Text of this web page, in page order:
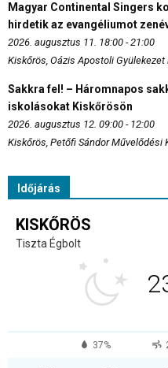
Magyar Continental Singers
hirdetik az evangéliumot
2026. augusztus 11. 18:00 - 21:00
Kiskőrös, Oázis Apostoli
Sakkra fel! – Háromnapos
iskolásokat Kiskőrösön
2026. augusztus 12. 09:00 - 12:00
Kiskőrös, Petőfi Sándor Művelődési
Időjárás
KISKŐRÖS
Tiszta Égbolt
37%